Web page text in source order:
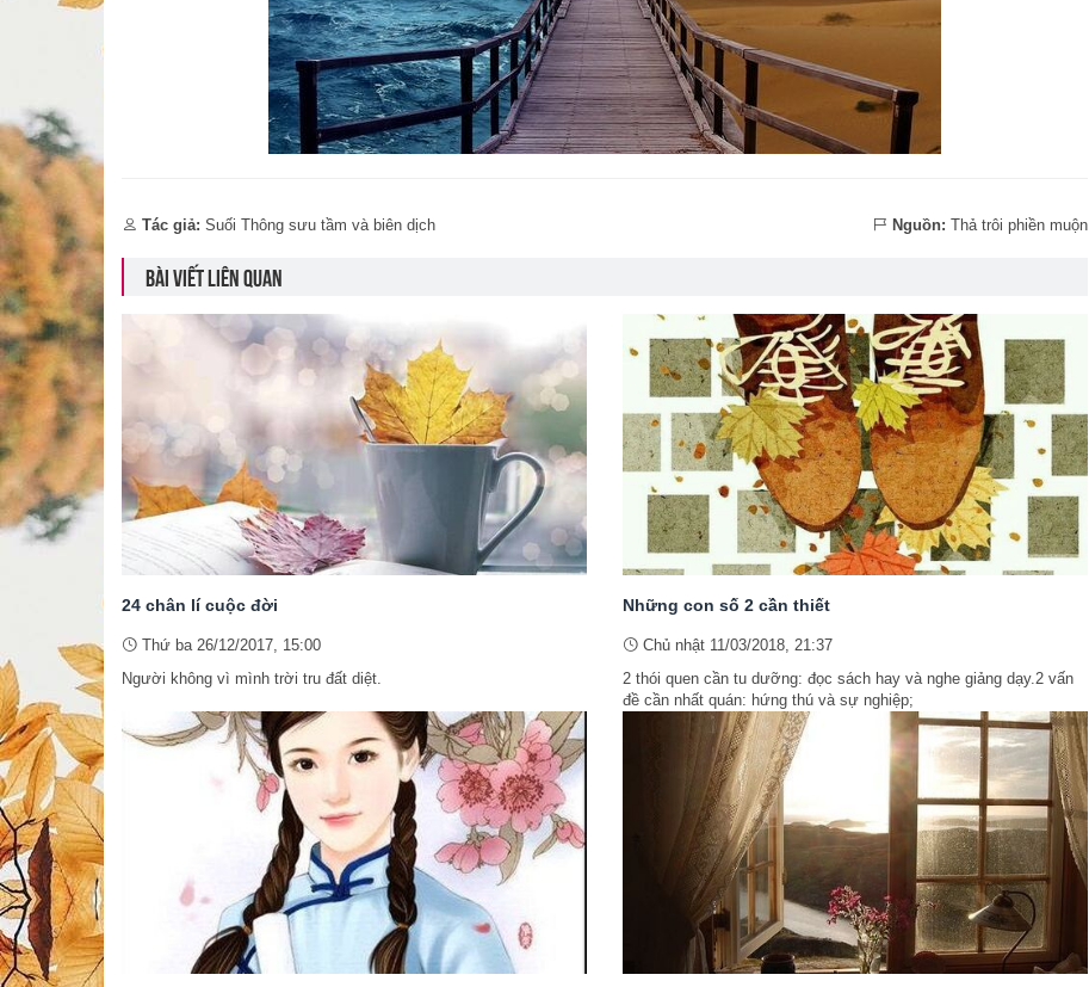
Tác giả: Suối Thông sưu tầm và biên dịch Nguồn: Thả trôi phiền muộn
BÀI VIẾT LIÊN QUAN
24 chân lí cuộc đời
Thứ ba 26/12/2017, 15:00
Người không vì mình trời tru đất diệt.
Những con số 2 cần thiết
Chủ nhật 11/03/2018, 21:37
2 thói quen cần tu dưỡng: đọc sách hay và nghe giảng dạy.2 vấn
đề cần nhất quán: hứng thú và sự nghiệp;